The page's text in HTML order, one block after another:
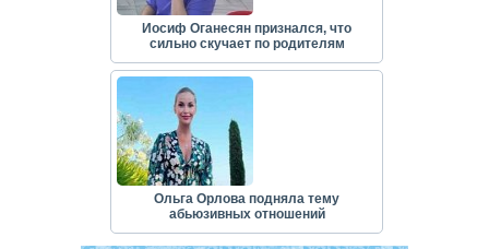
Иосиф Оганесян признался, что
сильно скучает по родителям
Ольга Орлова подняла тему
абьюзивных отношений